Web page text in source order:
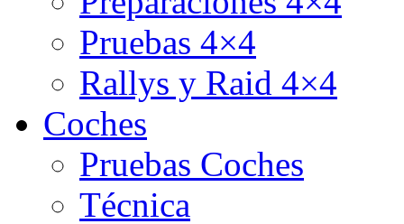
Pruebas 4×4
Rallys y Raid 4×4
Coches
Pruebas Coches
Técnica